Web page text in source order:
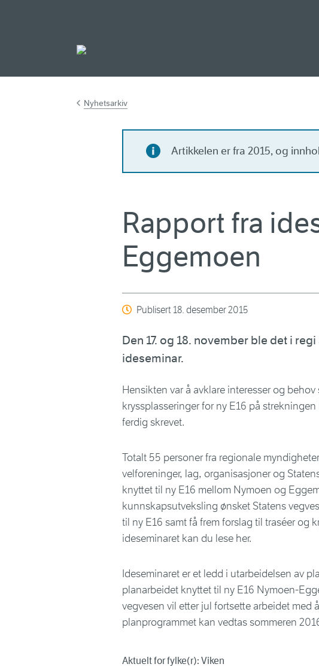
Nyhetsarkiv
Artikkelen er fra 2015, og
Rapport fra
Eggemoen
Publisert18. desember 2015
Den 17. og 18. november ble det i
ideseminar.
Hensikten var å avklare interesser og
kryssplasseringer for ny E16 på
ferdig skrevet.
Totalt 55 personer fra regionale
velforeninger, lag, organisasjoner og
knyttet til ny E16 mellom Nymoen og
kunnskapsutveksling ønsket Statens
til ny E16 samt få frem forslag til traséer og
ideseminaret kan du lese her.
Ideseminaret er et ledd i utarbeidelsen av
planarbeidet knyttet til ny E16 Nymoen-
vegvesen vil etter jul fortsette arbeidet med
planprogrammet kan vedtas sommeren
Aktuelt for fylke(r): Viken